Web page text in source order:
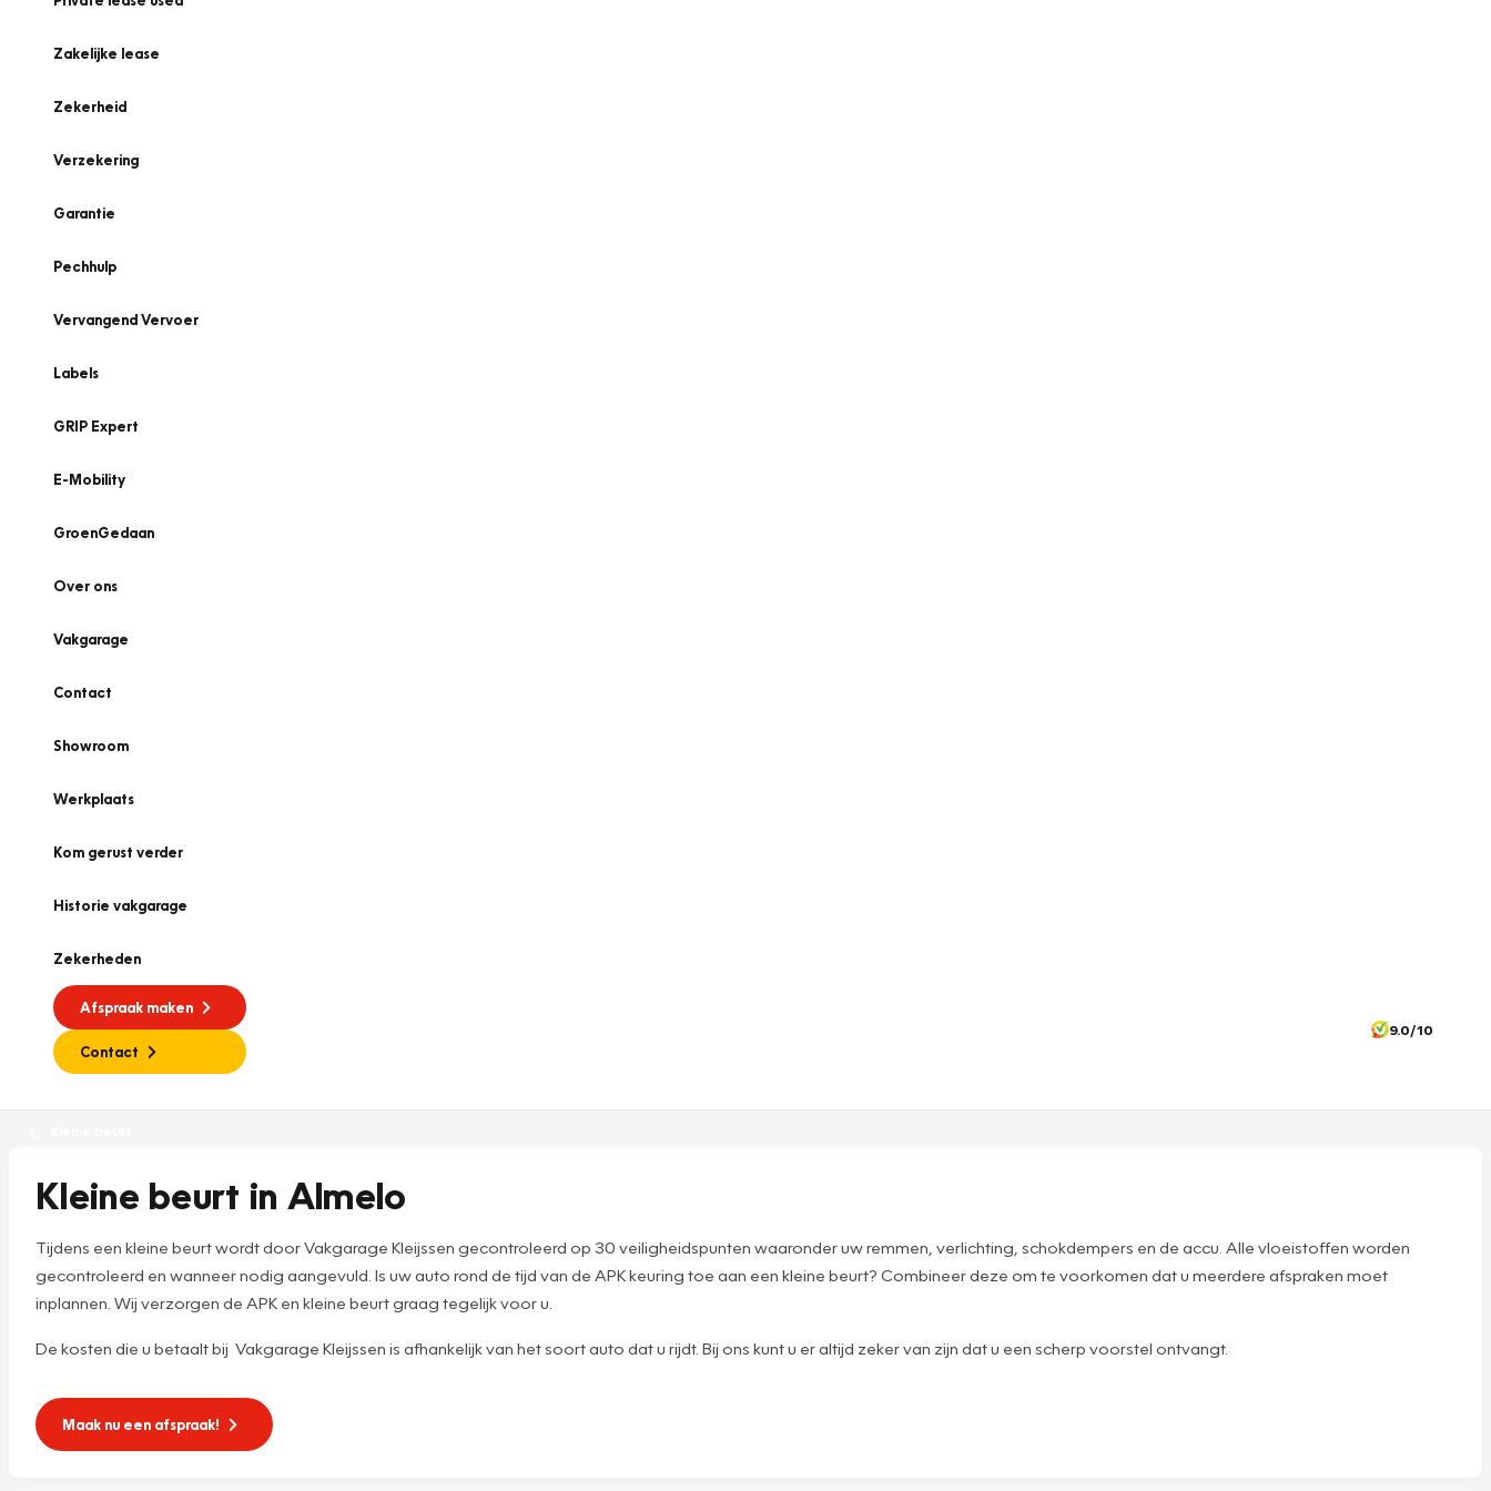
Zakelijke lease
Zekerheid
Verzekering
Garantie
Pechhulp
Vervangend Vervoer
Labels
GRIP Expert
E-Mobility
GroenGedaan
Over ons
Vakgarage
Contact
Showroom
Werkplaats
Kom gerust verder
Historie vakgarage
Zekerheden
Afspraak maken
Contact
9.0/10
Kleine beurt in Almelo
Tijdens een kleine beurt wordt door Vakgarage Kleijssen gecontroleerd op 30 veiligheidspunten waaronder uw remmen, verlichting, schokdempers en de accu. Alle vloeistoffen worden
gecontroleerd en wanneer nodig aangevuld. Is uw auto rond de tijd van de APK keuring toe aan een kleine beurt? Combineer deze om te voorkomen dat u meerdere afspraken moet
inplannen. Wij verzorgen de APK en kleine beurt graag tegelijk voor u.
De kosten die u betaalt bij Vakgarage Kleijssen is afhankelijk van het soort auto dat u rijdt. Bij ons kunt u er altijd zeker van zijn dat u een scherp voorstel ontvangt.
Maak nu een afspraak!